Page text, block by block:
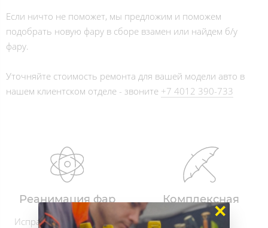
Если ничто не поможет, мы предложим и поможем
подобрать новую фару в сборе взамен или найдем б/у
фару.
Уточняйте стоимость ремонта для вашей модели авто в
нашем клиентском отделе - звоните +7 4012 390-733
Реанимация фар
Исправляем все болезни
Комплексная
гарантия
×